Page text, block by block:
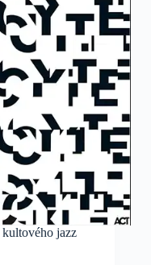
jazz